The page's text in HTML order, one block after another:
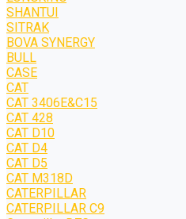
SHANTUI
SITRAK
BOVA SYNERGY
BULL
CASE
CAT
CAT 3406E&C15
CAT 428
CAT D10
CAT D4
CAT D5
CAT M318D
CATERPILLAR
CATERPILLAR C9